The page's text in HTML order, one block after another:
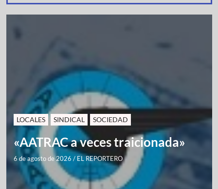
LOCALES SINDICAL SOCIEDAD
«AATRAC a veces traicionada»
6 de agosto de 2026 / EL REPORTERO